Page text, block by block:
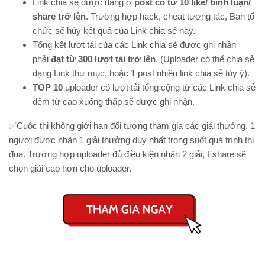
Link chia sẻ được đăng ở post có từ 10 like/ bình luận/
share trở lên. Trường hợp hack, cheat tương tác, Ban tổ
chức sẽ hủy kết quả của Link chia sẻ này.
Tổng kết lượt tải của các Link chia sẻ được ghi nhận
phải đạt từ 300 lượt tải trở lên. (Uploader có thể chia sẻ
dạng Link thư mục, hoặc 1 post nhiều link chia sẻ tùy ý).
TOP 10 uploader có lượt tải tổng cộng từ các Link chia sẻ
đếm từ cao xuống thấp sẽ được ghi nhận.
✅Cuộc thi không giới hạn đối tượng tham gia các giải thưởng. 1
người được nhận 1 giải thưởng duy nhất trong suốt quá trình thi
đua. Trường hợp uploader đủ điều kiện nhận 2 giải, Fshare sẽ
chọn giải cao hơn cho uploader.